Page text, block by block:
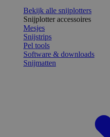
Bekijk alle snijplotters
Snijplotter accessoires
Mesjes
Snijstrips
Pel tools
Software & downloads
Snijmatten